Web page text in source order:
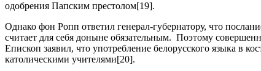
одобрения Папским престолом[19].
Однако фон Ропп ответил генерал-губернатору, что
считает для себя доныне обязательным. Поэтому
Епископ заявил, что употребление белорусского языка в
католическими учителями[20].